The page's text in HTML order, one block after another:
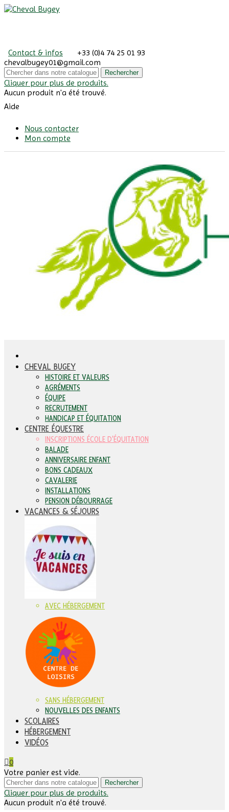
Contact & infos
+33 (0)4 74 25 01 93
chevalbugey01@gmail.com
Rechercher
Cliquer pour plus de produits.
Aucun produit n'a été trouvé.
Aide
Nous contacter
Mon compte
CHEVAL BUGEY
HISTOIRE ET VALEURS
AGRÉMENTS
ÉQUIPE
RECRUTEMENT
HANDICAP ET ÉQUITATION
CENTRE ÉQUESTRE
INSCRIPTIONS ÉCOLE D'ÉQUITATION
BALADE
ANNIVERSAIRE ENFANT
BONS CADEAUX
CAVALERIE
INSTALLATIONS
PENSION DÉBOURRAGE
VACANCES & SÉJOURS
AVEC HÉBERGEMENT
SANS HÉBERGEMENT
NOUVELLES DES ENFANTS
SCOLAIRES
HÉBERGEMENT
VIDÉOS
0
Votre panier est vide.
Rechercher
Cliquer pour plus de produits.
Aucun produit n'a été trouvé.